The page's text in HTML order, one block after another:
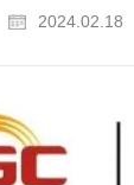
2024.02.18